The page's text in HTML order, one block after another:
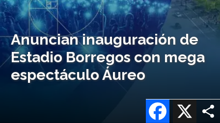
Anuncian inauguración de
Estadio Borregos con mega
espectáculo Áureo
X
Facebook